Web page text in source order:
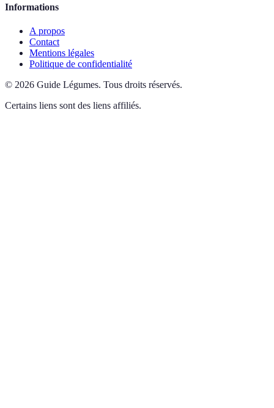
Informations
A propos
Contact
Mentions légales
Politique de confidentialité
© 2026 Guide Légumes. Tous droits réservés.
Certains liens sont des liens affiliés.